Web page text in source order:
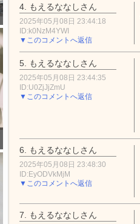
4. もえるななしさん
2025年05月08日 23:44:18
ID:k0NzM4YWI
▼このコメントへ返信
5. もえるななしさん
2025年05月08日 23:44:35
ID:U0ZjJjZmU
▼このコメントへ返信
6. もえるななしさん
2025年05月08日 23:48:30
ID:EyODVkMjM
▼このコメントへ返信
7. もえるななしさん